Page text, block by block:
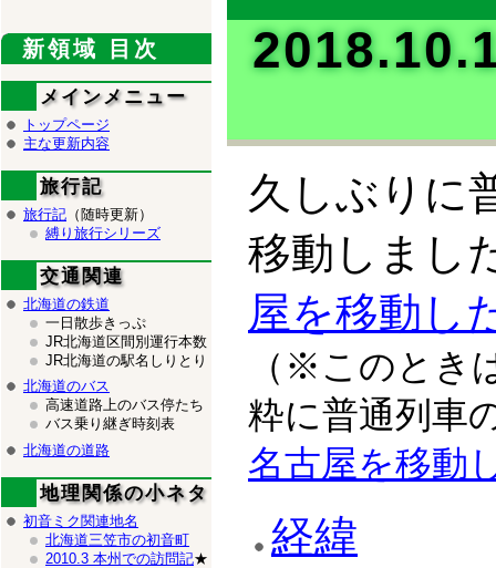
久しぶりに
移動しまし
屋を移動し
（※このとき
粋に普通列車
名古屋を移動
経緯
新領域 目次
メインメニュー
トップページ
主な更新内容
旅行記
旅行記 （随時更新）
縛り旅行シリーズ
交通関連
北海道の鉄道
一日散歩きっぷ
JR北海道区間別運行本数
JR北海道の駅名しりとり
北海道のバス
高速道路上のバス停たち
バス乗り継ぎ時刻表
北海道の道路
地理関係の小ネタ
初音ミク関連地名
北海道三笠市の初音町
2010.3 本州での訪問記★